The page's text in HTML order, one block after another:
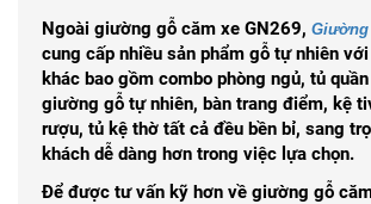
Ngoài giường gỗ căm xe GN269, Giường
cung cấp nhiều sản phẩm gỗ tự nhiên
khác bao gồm combo phòng ngủ, tủ
giường gỗ tự nhiên, bàn trang điểm, kệ
rượu, tủ kệ thờ tất cả đều bền bỉ, sang
khách dễ dàng hơn trong việc lựa chọn.
Để được tư vấn kỹ hơn về giường gỗ